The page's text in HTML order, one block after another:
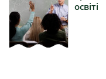
освіті